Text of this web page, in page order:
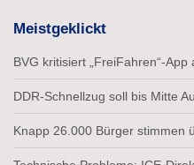
Meistgeklickt
BVG kritisiert „FreiFahren“-App
DDR-Schnellzug soll bis Mitte
Knapp 26.000 Bürger stimmen